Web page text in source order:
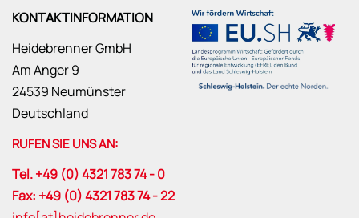
KONTAKTINFORMATION
Heidebrenner GmbH
Am Anger 9
24539 Neumünster
Deutschland
RUFEN SIE UNS AN:
Tel. +49 (0) 4321 783 74 - 0
Fax: +49 (0) 4321 783 74 - 22